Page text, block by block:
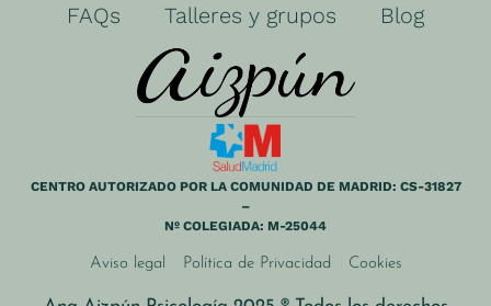
FAQs
Talleres y grupos Blog
CENTRO AUTORIZADO POR LA COMUNIDAD DE MADRID: CS-31827
–
Nº COLEGIADA: M-25044
Aviso legal Política de Privacidad Cookies